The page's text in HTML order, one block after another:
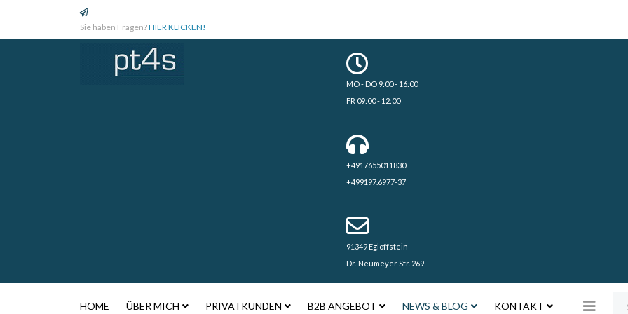
Sie haben Fragen?HIER KLICKEN!
MO - DO 9:00 - 16:00
FR 09:00 - 12:00
+4917655011830
+499197.6977-37
91349 Egloffstein
Dr.-Neumeyer Str. 269
HOME ÜBER MICH PRIVATKUNDEN B2B ANGEBOT NEWS & BLOG KONTAKT